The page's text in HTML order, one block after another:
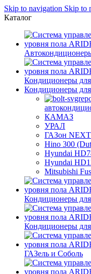
Skip to navigation Skip to
Каталог
Кондиционеры
Кондиционеры для
КАМАЗ
УРАЛ
ГАЗон NEXT
Hino 300
Hyundai
Hyundai
Mitsubishi
Кондиционеры для
Кондиционеры
ГАЗель и Соболь